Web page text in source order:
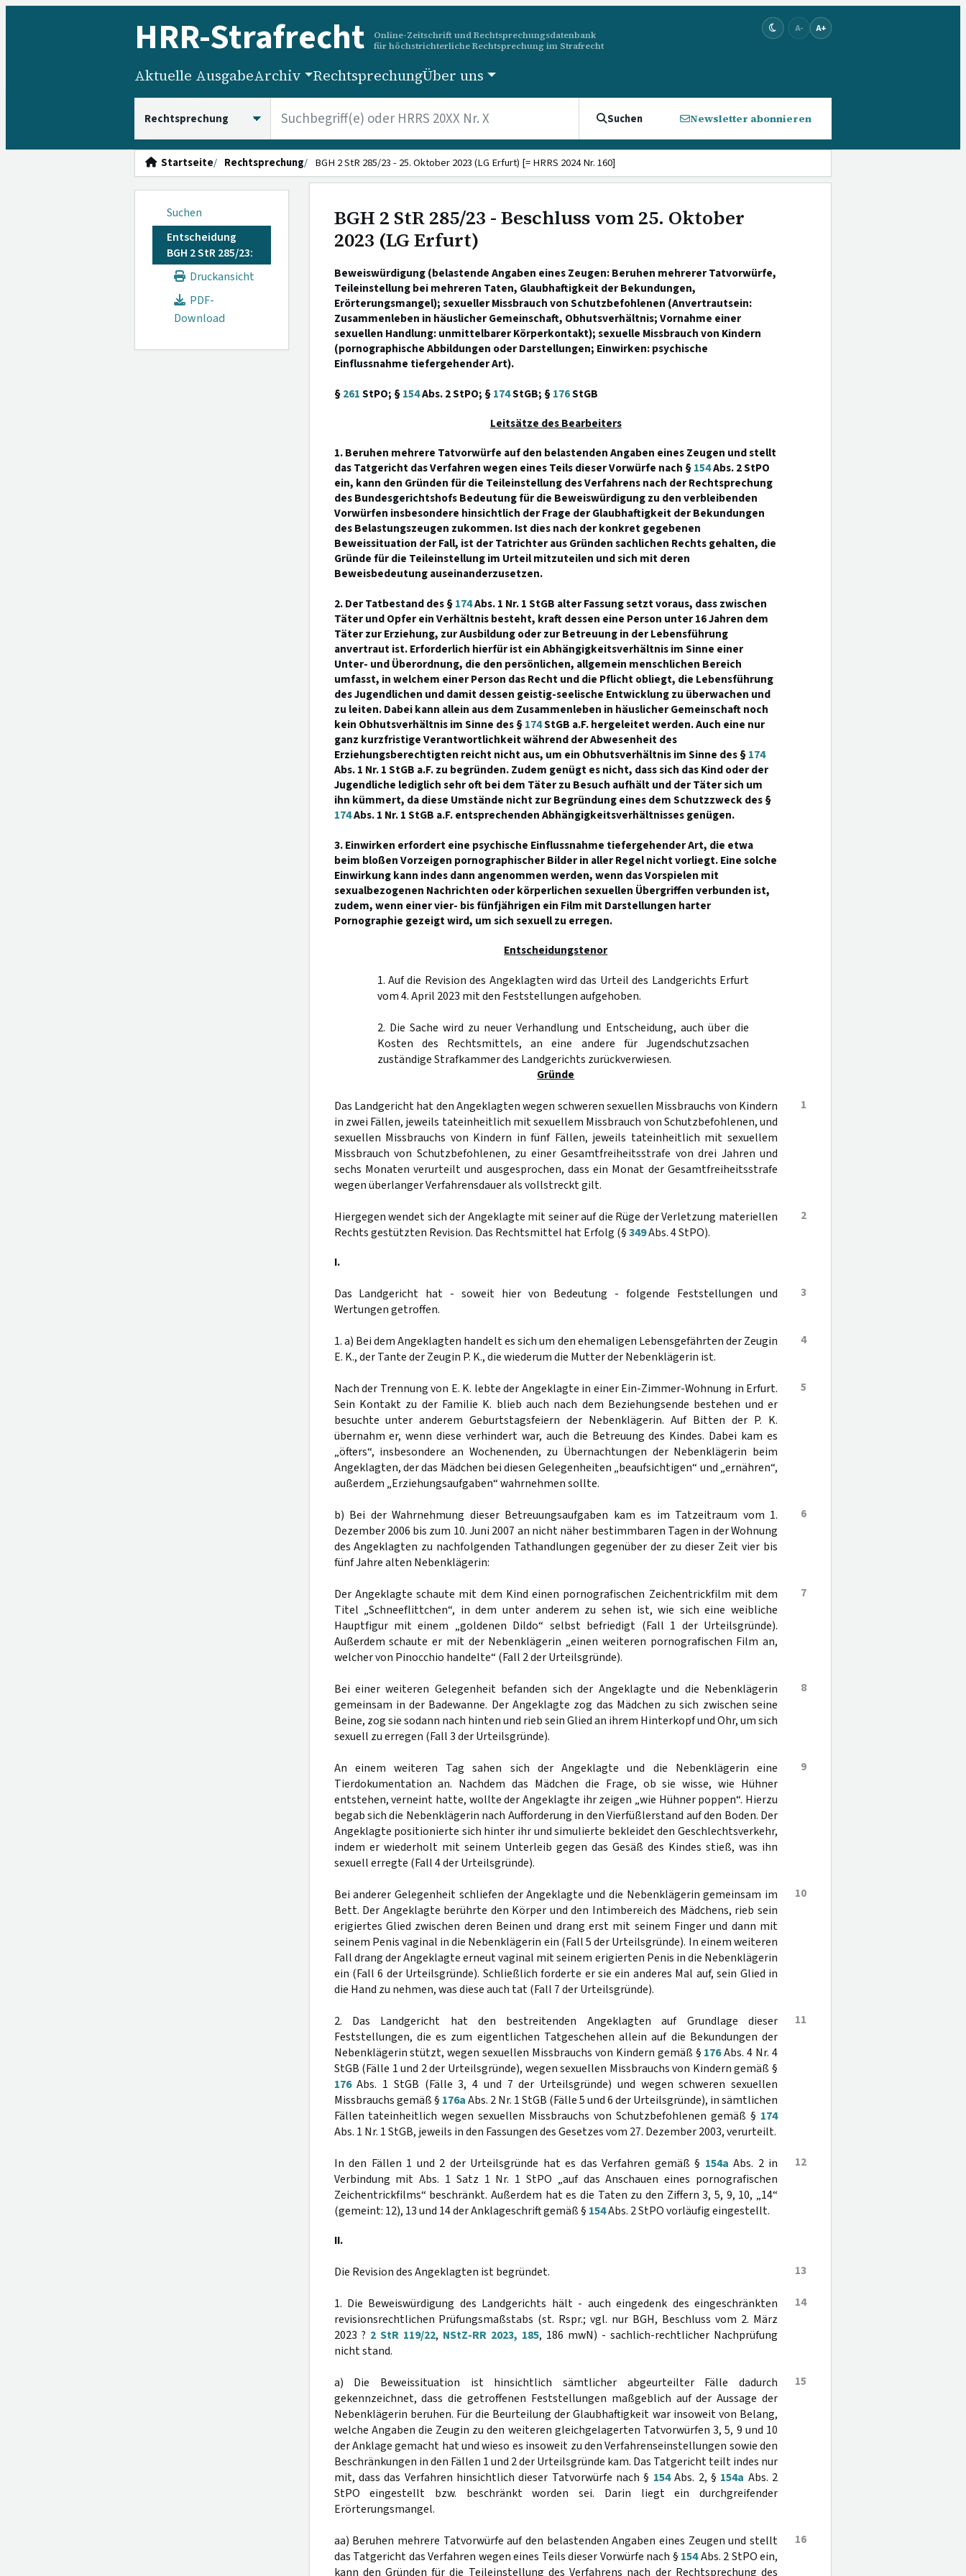
HRR-Strafrecht
Online-Zeitschrift und Rechtsprechungsdatenbank
für höchstrichterliche Rechtsprechung im Strafrecht
A- A+
Aktuelle AusgabeArchiv RechtsprechungÜber uns
Suchen Newsletter abonnieren
Startseite Rechtsprechung BGH 2 StR 285/23 - 25. Oktober 2023 (LG Erfurt) [= HRRS 2024 Nr. 160]
Suchen
Entscheidung
BGH 2 StR 285/23:
Druckansicht
PDF-
Download
BGH 2 StR 285/23 - Beschluss vom 25. Oktober
2023 (LG Erfurt)
Beweiswürdigung (belastende Angaben eines Zeugen: Beruhen mehrerer Tatvorwürfe,
Teileinstellung bei mehreren Taten, Glaubhaftigkeit der Bekundungen,
Erörterungsmangel); sexueller Missbrauch von Schutzbefohlenen (Anvertrautsein:
Zusammenleben in häuslicher Gemeinschaft, Obhutsverhältnis; Vornahme einer
sexuellen Handlung: unmittelbarer Körperkontakt); sexuelle Missbrauch von Kindern
(pornographische Abbildungen oder Darstellungen; Einwirken: psychische
Einflussnahme tiefergehender Art).
§261StPO; §154Abs. 2 StPO; §174StGB; §176StGB
Leitsätze des Bearbeiters
1. Beruhen mehrere Tatvorwürfe auf den belastenden Angaben eines Zeugen und stellt
das Tatgericht das Verfahren wegen eines Teils dieser Vorwürfe nach §154Abs. 2 StPO
ein, kann den Gründen für die Teileinstellung des Verfahrens nach der Rechtsprechung
des Bundesgerichtshofs Bedeutung für die Beweiswürdigung zu den verbleibenden
Vorwürfen insbesondere hinsichtlich der Frage der Glaubhaftigkeit der Bekundungen
des Belastungszeugen zukommen. Ist dies nach der konkret gegebenen
Beweissituation der Fall, ist der Tatrichter aus Gründen sachlichen Rechts gehalten, die
Gründe für die Teileinstellung im Urteil mitzuteilen und sich mit deren
Beweisbedeutung auseinanderzusetzen.
2. Der Tatbestand des §174Abs. 1 Nr. 1 StGB alter Fassung setzt voraus, dass zwischen
Täter und Opfer ein Verhältnis besteht, kraft dessen eine Person unter 16 Jahren dem
Täter zur Erziehung, zur Ausbildung oder zur Betreuung in der Lebensführung
anvertraut ist. Erforderlich hierfür ist ein Abhängigkeitsverhältnis im Sinne einer
Unter- und Überordnung, die den persönlichen, allgemein menschlichen Bereich
umfasst, in welchem einer Person das Recht und die Pflicht obliegt, die Lebensführung
des Jugendlichen und damit dessen geistig-seelische Entwicklung zu überwachen und
zu leiten. Dabei kann allein aus dem Zusammenleben in häuslicher Gemeinschaft noch
kein Obhutsverhältnis im Sinne des §174StGB a.F. hergeleitet werden. Auch eine nur
ganz kurzfristige Verantwortlichkeit während der Abwesenheit des
Erziehungsberechtigten reicht nicht aus, um ein Obhutsverhältnis im Sinne des §174
Abs. 1 Nr. 1 StGB a.F. zu begründen. Zudem genügt es nicht, dass sich das Kind oder der
Jugendliche lediglich sehr oft bei dem Täter zu Besuch aufhält und der Täter sich um
ihn kümmert, da diese Umstände nicht zur Begründung eines dem Schutzzweck des §
174Abs. 1 Nr. 1 StGB a.F. entsprechenden Abhängigkeitsverhältnisses genügen.
3. Einwirken erfordert eine psychische Einflussnahme tiefergehender Art, die etwa
beim bloßen Vorzeigen pornographischer Bilder in aller Regel nicht vorliegt. Eine solche
Einwirkung kann indes dann angenommen werden, wenn das Vorspielen mit
sexualbezogenen Nachrichten oder körperlichen sexuellen Übergriffen verbunden ist,
zudem, wenn einer vier- bis fünfjährigen ein Film mit Darstellungen harter
Pornographie gezeigt wird, um sich sexuell zu erregen.
Entscheidungstenor
1. Auf die Revision des Angeklagten wird das Urteil des Landgerichts Erfurt
vom 4. April 2023 mit den Feststellungen aufgehoben.
2. Die Sache wird zu neuer Verhandlung und Entscheidung, auch über die
Kosten des Rechtsmittels, an eine andere für Jugendschutzsachen
zuständige Strafkammer des Landgerichts zurückverwiesen.
Gründe
1
Das Landgericht hat den Angeklagten wegen schweren sexuellen Missbrauchs von Kindern
in zwei Fällen, jeweils tateinheitlich mit sexuellem Missbrauch von Schutzbefohlenen, und
sexuellen Missbrauchs von Kindern in fünf Fällen, jeweils tateinheitlich mit sexuellem
Missbrauch von Schutzbefohlenen, zu einer Gesamtfreiheitsstrafe von drei Jahren und
sechs Monaten verurteilt und ausgesprochen, dass ein Monat der Gesamtfreiheitsstrafe
wegen überlanger Verfahrensdauer als vollstreckt gilt.
2
Hiergegen wendet sich der Angeklagte mit seiner auf die Rüge der Verletzung materiellen
Rechts gestützten Revision. Das Rechtsmittel hat Erfolg (§349Abs. 4 StPO).
I.
3
Das Landgericht hat - soweit hier von Bedeutung - folgende Feststellungen und
Wertungen getroffen.
4
1. a) Bei dem Angeklagten handelt es sich um den ehemaligen Lebensgefährten der Zeugin
E. K., der Tante der Zeugin P. K., die wiederum die Mutter der Nebenklägerin ist.
5
Nach der Trennung von E. K. lebte der Angeklagte in einer Ein-Zimmer-Wohnung in Erfurt.
Sein Kontakt zu der Familie K. blieb auch nach dem Beziehungsende bestehen und er
besuchte unter anderem Geburtstagsfeiern der Nebenklägerin. Auf Bitten der P. K.
übernahm er, wenn diese verhindert war, auch die Betreuung des Kindes. Dabei kam es
„öfters“, insbesondere an Wochenenden, zu Übernachtungen der Nebenklägerin beim
Angeklagten, der das Mädchen bei diesen Gelegenheiten „beaufsichtigen“ und „ernähren“,
außerdem „Erziehungsaufgaben“ wahrnehmen sollte.
6
b) Bei der Wahrnehmung dieser Betreuungsaufgaben kam es im Tatzeitraum vom 1.
Dezember 2006 bis zum 10. Juni 2007 an nicht näher bestimmbaren Tagen in der Wohnung
des Angeklagten zu nachfolgenden Tathandlungen gegenüber der zu dieser Zeit vier bis
fünf Jahre alten Nebenklägerin:
7
Der Angeklagte schaute mit dem Kind einen pornografischen Zeichentrickfilm mit dem
Titel „Schneeflittchen“, in dem unter anderem zu sehen ist, wie sich eine weibliche
Hauptfigur mit einem „goldenen Dildo“ selbst befriedigt (Fall 1 der Urteilsgründe).
Außerdem schaute er mit der Nebenklägerin „einen weiteren pornografischen Film an,
welcher von Pinocchio handelte“ (Fall 2 der Urteilsgründe).
8
Bei einer weiteren Gelegenheit befanden sich der Angeklagte und die Nebenklägerin
gemeinsam in der Badewanne. Der Angeklagte zog das Mädchen zu sich zwischen seine
Beine, zog sie sodann nach hinten und rieb sein Glied an ihrem Hinterkopf und Ohr, um sich
sexuell zu erregen (Fall 3 der Urteilsgründe).
9
An einem weiteren Tag sahen sich der Angeklagte und die Nebenklägerin eine
Tierdokumentation an. Nachdem das Mädchen die Frage, ob sie wisse, wie Hühner
entstehen, verneint hatte, wollte der Angeklagte ihr zeigen „wie Hühner poppen“. Hierzu
begab sich die Nebenklägerin nach Aufforderung in den Vierfüßlerstand auf den Boden. Der
Angeklagte positionierte sich hinter ihr und simulierte bekleidet den Geschlechtsverkehr,
indem er wiederholt mit seinem Unterleib gegen das Gesäß des Kindes stieß, was ihn
sexuell erregte (Fall 4 der Urteilsgründe).
10
Bei anderer Gelegenheit schliefen der Angeklagte und die Nebenklägerin gemeinsam im
Bett. Der Angeklagte berührte den Körper und den Intimbereich des Mädchens, rieb sein
erigiertes Glied zwischen deren Beinen und drang erst mit seinem Finger und dann mit
seinem Penis vaginal in die Nebenklägerin ein (Fall 5 der Urteilsgründe). In einem weiteren
Fall drang der Angeklagte erneut vaginal mit seinem erigierten Penis in die Nebenklägerin
ein (Fall 6 der Urteilsgründe). Schließlich forderte er sie ein anderes Mal auf, sein Glied in
die Hand zu nehmen, was diese auch tat (Fall 7 der Urteilsgründe).
11
2. Das Landgericht hat den bestreitenden Angeklagten auf Grundlage dieser
Feststellungen, die es zum eigentlichen Tatgeschehen allein auf die Bekundungen der
Nebenklägerin stützt, wegen sexuellen Missbrauchs von Kindern gemäß § 176Abs. 4 Nr. 4
StGB (Fälle 1 und 2 der Urteilsgründe), wegen sexuellen Missbrauchs von Kindern gemäß §
176Abs. 1 StGB (Fälle 3, 4 und 7 der Urteilsgründe) und wegen schweren sexuellen
Missbrauchs gemäß § 176aAbs. 2 Nr. 1 StGB (Fälle 5 und 6 der Urteilsgründe), in sämtlichen
Fällen tateinheitlich wegen sexuellen Missbrauchs von Schutzbefohlenen gemäß § 174
Abs. 1 Nr. 1 StGB, jeweils in den Fassungen des Gesetzes vom 27. Dezember 2003, verurteilt.
12
In den Fällen 1 und 2 der Urteilsgründe hat es das Verfahren gemäß § 154a Abs. 2 in
Verbindung mit Abs. 1 Satz 1 Nr. 1 StPO „auf das Anschauen eines pornografischen
Zeichentrickfilms“ beschränkt. Außerdem hat es die Taten zu den Ziffern 3, 5, 9, 10, „14“
(gemeint: 12), 13 und 14 der Anklageschrift gemäß § 154Abs. 2 StPO vorläufig eingestellt.
II.
13
Die Revision des Angeklagten ist begründet.
14
1. Die Beweiswürdigung des Landgerichts hält - auch eingedenk des eingeschränkten
revisionsrechtlichen Prüfungsmaßstabs (st. Rspr.; vgl. nur BGH, Beschluss vom 2. März
2023 ? 2 StR 119/22, NStZ-RR 2023, 185, 186 mwN) - sachlich-rechtlicher Nachprüfung
nicht stand.
15
a) Die Beweissituation ist hinsichtlich sämtlicher abgeurteilter Fälle dadurch
gekennzeichnet, dass die getroffenen Feststellungen maßgeblich auf der Aussage der
Nebenklägerin beruhen. Für die Beurteilung der Glaubhaftigkeit war insoweit von Belang,
welche Angaben die Zeugin zu den weiteren gleichgelagerten Tatvorwürfen 3, 5, 9 und 10
der Anklage gemacht hat und wieso es insoweit zu den Verfahrenseinstellungen sowie den
Beschränkungen in den Fällen 1 und 2 der Urteilsgründe kam. Das Tatgericht teilt indes nur
mit, dass das Verfahren hinsichtlich dieser Tatvorwürfe nach § 154Abs. 2, § 154a Abs. 2
StPO eingestellt bzw. beschränkt worden sei. Darin liegt ein durchgreifender
Erörterungsmangel.
16
aa) Beruhen mehrere Tatvorwürfe auf den belastenden Angaben eines Zeugen und stellt
das Tatgericht das Verfahren wegen eines Teils dieser Vorwürfe nach § 154Abs. 2 StPO ein,
kann den Gründen für die Teileinstellung des Verfahrens nach der Rechtsprechung des